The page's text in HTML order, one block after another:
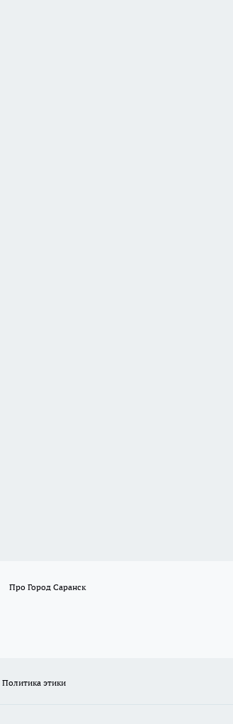
Про Город Саранск
Политика этики